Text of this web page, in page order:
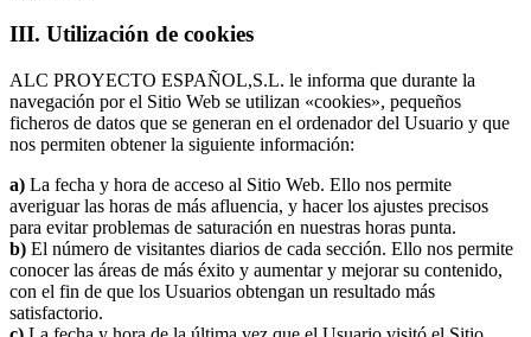
III. Utilización de cookies
ALC PROYECTO ESPAÑOL,S.L. le informa que durante la
navegación por el Sitio Web se utilizan «cookies», pequeños
ficheros de datos que se generan en el ordenador del Usuario y que
nos permiten obtener la siguiente información:
a) La fecha y hora de acceso al Sitio Web. Ello nos permite
averiguar las horas de más afluencia, y hacer los ajustes precisos
para evitar problemas de saturación en nuestras horas punta.
b) El número de visitantes diarios de cada sección. Ello nos permite
conocer las áreas de más éxito y aumentar y mejorar su contenido,
con el fin de que los Usuarios obtengan un resultado más
satisfactorio.